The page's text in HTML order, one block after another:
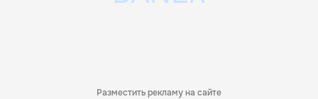
Разместить рекламу на сайте